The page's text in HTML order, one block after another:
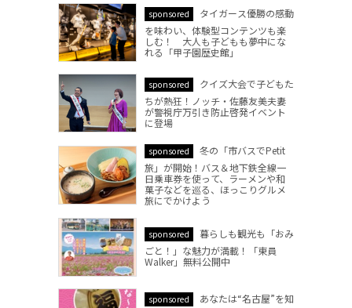
sponsored
タイガース優勝の感動
を味わい、体験型コンテンツも楽
しむ！ 大人も子どもも夢中にな
れる「甲子園歴史館」
sponsored
クイズ大会で子どもた
ちが熱狂！ノッチ・佐藤友美夫妻
が警視庁万引き防止啓発イベント
に登場
sponsored
冬の「市バスでPetit
旅」が開始！バス＆地下鉄全線一
日乗車券を使って、ラーメンや和
菓子などを巡る、ほっこりグルメ
旅にでかけよう
sponsored
暮らしも観光も「おみ
ごと！」な魅力が満載！「東員
Walker」無料公開中
sponsored あなたは“名古屋”を知